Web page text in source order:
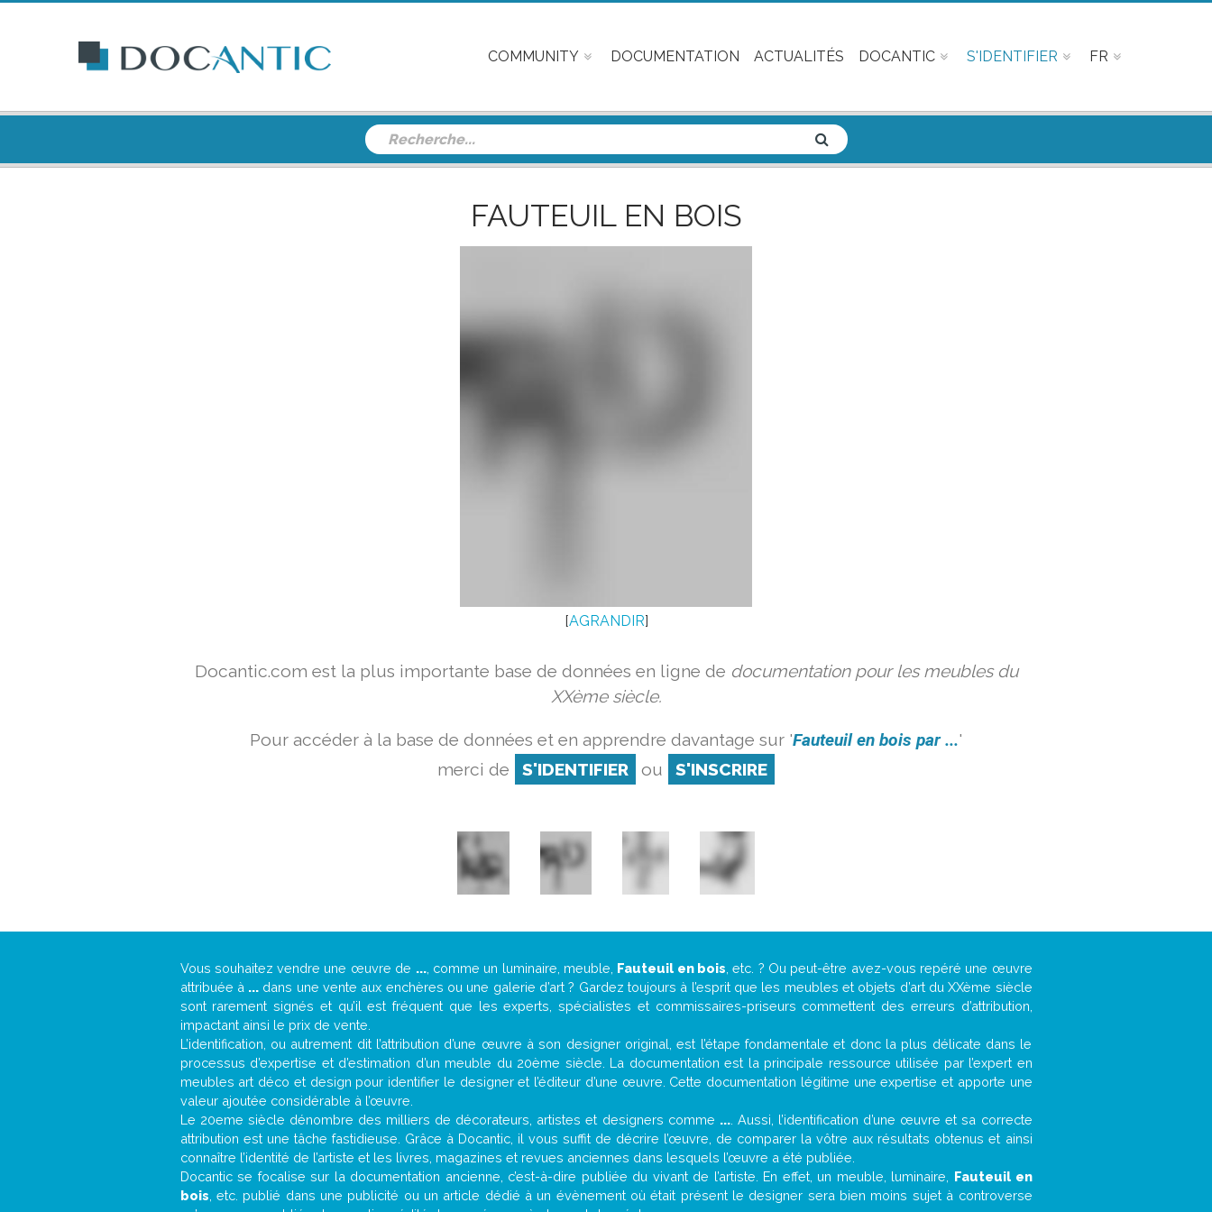
COMMUNITY DOCUMENTATION ACTUALITÉS DOCANTIC S'IDENTIFIER FR
FAUTEUIL EN BOIS
[AGRANDIR]
Docantic.com est la plus importante base de données en ligne de documentation pour les meubles du
XXème siècle.
Pour accéder à la base de données et en apprendre davantage sur 'Fauteuil en bois par ...'
merci de
S'IDENTIFIER ou S'INSCRIRE
Vous souhaitez vendre une œuvre de ..., comme un luminaire, meuble, Fauteuil en bois , etc. ? Ou peut-être avez-vous repéré une œuvre
attribuée à ... dans une vente aux enchères ou une galerie d’art ? Gardez toujours à l’esprit que les meubles et objets d’art du XXème siècle
sont rarement signés et qu’il est fréquent que les experts, spécialistes et commissaires-priseurs commettent des erreurs d’attribution,
impactant ainsi le prix de vente.
L’identification, ou autrement dit l’attribution d’une œuvre à son designer original, est l’étape fondamentale et donc la plus délicate dans le
processus d’expertise et d’estimation d’un meuble du 20ème siècle. La documentation est la principale ressource utilisée par l’expert en
meubles art déco et design pour identifier le designer et l’éditeur d’une œuvre. Cette documentation légitime une expertise et apporte une
valeur ajoutée considérable à l’œuvre.
Le 20eme siècle dénombre des milliers de décorateurs, artistes et designers comme .... Aussi, l’identification d’une œuvre et sa correcte
attribution est une tâche fastidieuse. Grâce à Docantic, il vous suffit de décrire l’œuvre, de comparer la vôtre aux résultats obtenus et ainsi
connaître l’identité de l’artiste et les livres, magazines et revues anciennes dans lesquels l’œuvre a été publiée.
Docantic se focalise sur la documentation ancienne, c’est-à-dire publiée du vivant de l’artiste. En effet, un meuble, luminaire, Fauteuil en
bois , etc. publié dans une publicité ou un article dédié à un évènement où était présent le designer sera bien moins sujet à controverse